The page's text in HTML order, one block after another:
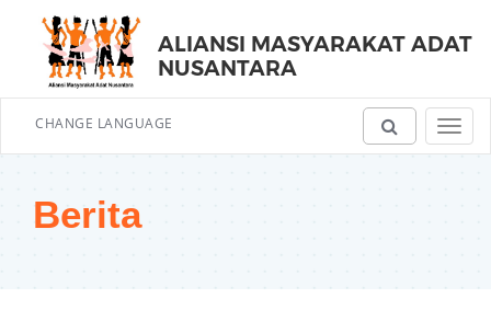
ALIANSI MASYARAKAT ADAT
NUSANTARA
CHANGE LANGUAGE
Berita